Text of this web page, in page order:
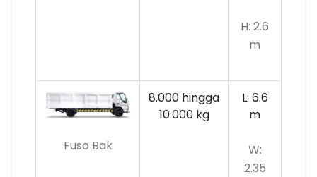
H: 2.6
m
Fuso Bak
8.000 hingga
10.000kg
L: 6.6
m
W:
2.35